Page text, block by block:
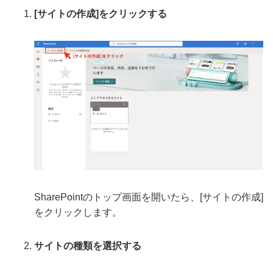
[サイトの作成]をクリックする
SharePointのトップ画面を開いたら、[サイトの作成]
をクリックします。
サイトの種類を選択する